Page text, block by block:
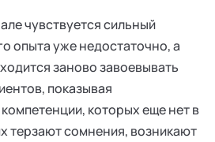
чувствуется сильный
опыта уже недостаточно, а
заново завоевывать
показывая
которых еще нет в
терзают сомнения, возникают